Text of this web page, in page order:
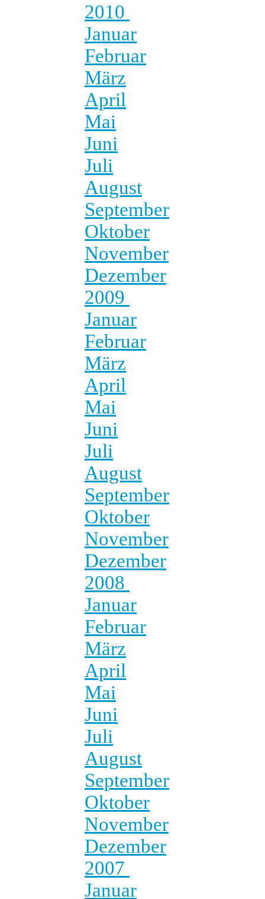
2010
Januar
Februar
März
April
Mai
Juni
Juli
August
September
Oktober
November
Dezember
2009
Januar
Februar
März
April
Mai
Juni
Juli
August
September
Oktober
November
Dezember
2008
Januar
Februar
März
April
Mai
Juni
Juli
August
September
Oktober
November
Dezember
2007
Januar